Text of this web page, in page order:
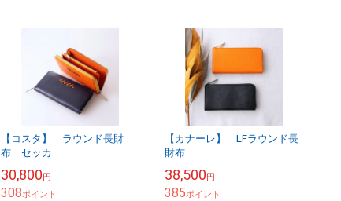
【コスタ】 ラウンド長財
布 セッカ
30,800円
308ポイント
【カナーレ】 LFラウンド長
財布
38,500円
385ポイント